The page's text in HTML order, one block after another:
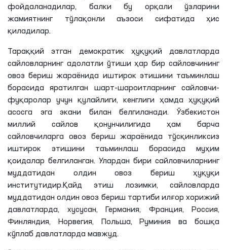
фойдаланадилар, балки бу орқали ўзларини
жамиятнинг тўлақонли аъзоси сифатида ҳис
қиладилар.
Тараққий этган демократик ҳуқуқий давлатларда
сайловларнинг адолатли ўтиши ҳар бир сайловчининг
овоз бериш жараёнида иштирок этишини таъминлаш
борасида яратилган шарт-шароитларнинг сайловчи-
фуқаролар учун қулайлиги, кенглиги ҳамда ҳуқуқий
асосга эга экани билан белгиланади. Ўзбекистон
миллий сайлов қонунчилигида ҳам барча
сайловчиларга овоз бериш жараёнида тўсқинликсиз
иштирок этишини таъминлаш борасида муҳим
қоидалар белгиланган. Улардан бири сайловчиларнинг
муддатидан олдин овоз бериш ҳуқуқи
институтидир.Қайд этиш лозимки, сайловларда
муддатидан олдин овоз бериш тартиби илғор хорижий
давлатларда, хусусан, Германия, Франция, Россия,
Финляндия, Норвегия, Польша, Руминия ва бошқа
кўплаб давлатларда мавжуд.